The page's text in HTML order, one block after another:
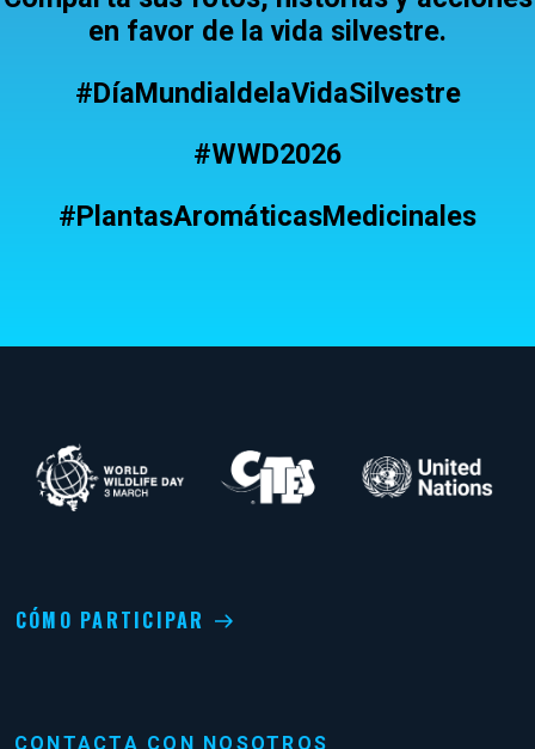
en favor de la vida silvestre.
#DíaMundialdelaVidaSilvestre
#WWD2026
#PlantasAromáticasMedicinales
CÓMO PARTICIPAR
CONTACTA CON NOSOTROS